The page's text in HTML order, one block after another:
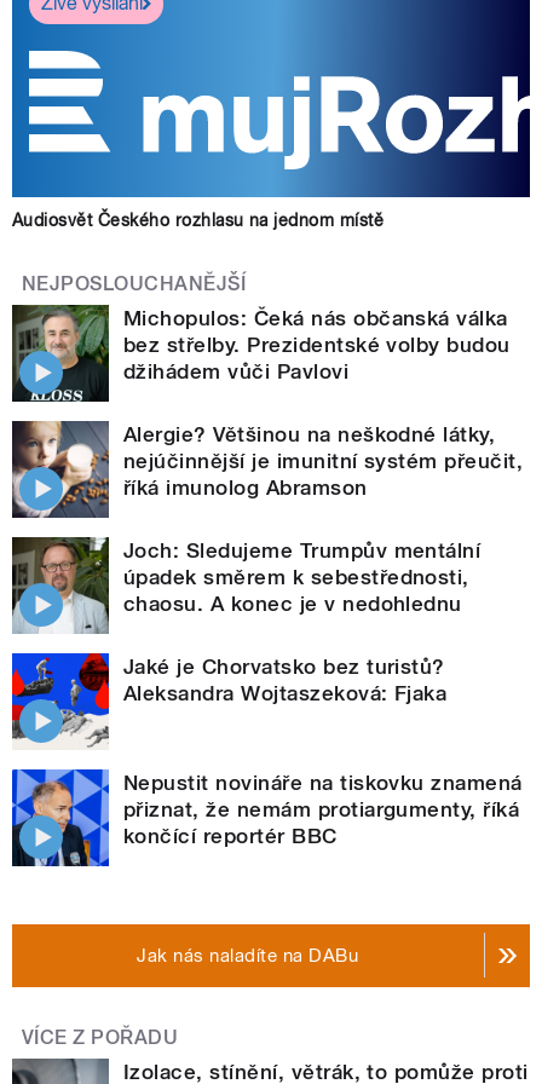
Audiosvět Českého rozhlasu na jednom místě
NEJPOSLOUCHANĚJŠÍ
Michopulos: Čeká nás občanská válka
bez střelby. Prezidentské volby budou
džihádem vůči Pavlovi
Alergie? Většinou na neškodné látky,
nejúčinnější je imunitní systém přeučit,
říká imunolog Abramson
Joch: Sledujeme Trumpův mentální
úpadek směrem k sebestřednosti,
chaosu. A konec je v nedohlednu
Jaké je Chorvatsko bez turistů?
Aleksandra Wojtaszeková: Fjaka
Nepustit novináře na tiskovku znamená
přiznat, že nemám protiargumenty, říká
končící reportér BBC
Jak nás naladíte na DABu
VÍCE Z POŘADU
Izolace, stínění, větrák, to pomůže proti